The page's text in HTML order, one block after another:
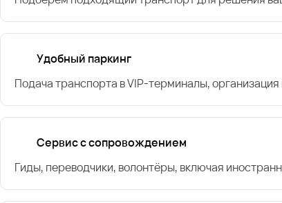
Удобный паркинг
Подача транспорта в VIP-терминалы,
Сервис с сопровождением
Гиды, переводчики, волонтёры, включая